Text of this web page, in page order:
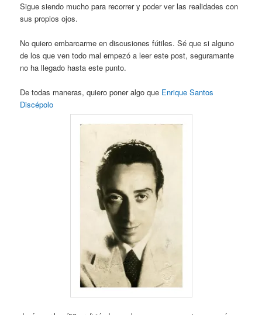
Sigue siendo mucho para recorrer y poder ver las realidades con
sus propios ojos.
No quiero embarcarme en discusiones fútiles. Sé que si alguno
de los que ven todo mal empezó a leer este post, seguramante
no ha llegado hasta este punto.
De todas maneras, quiero poner algo que Enrique Santos
Discépolo